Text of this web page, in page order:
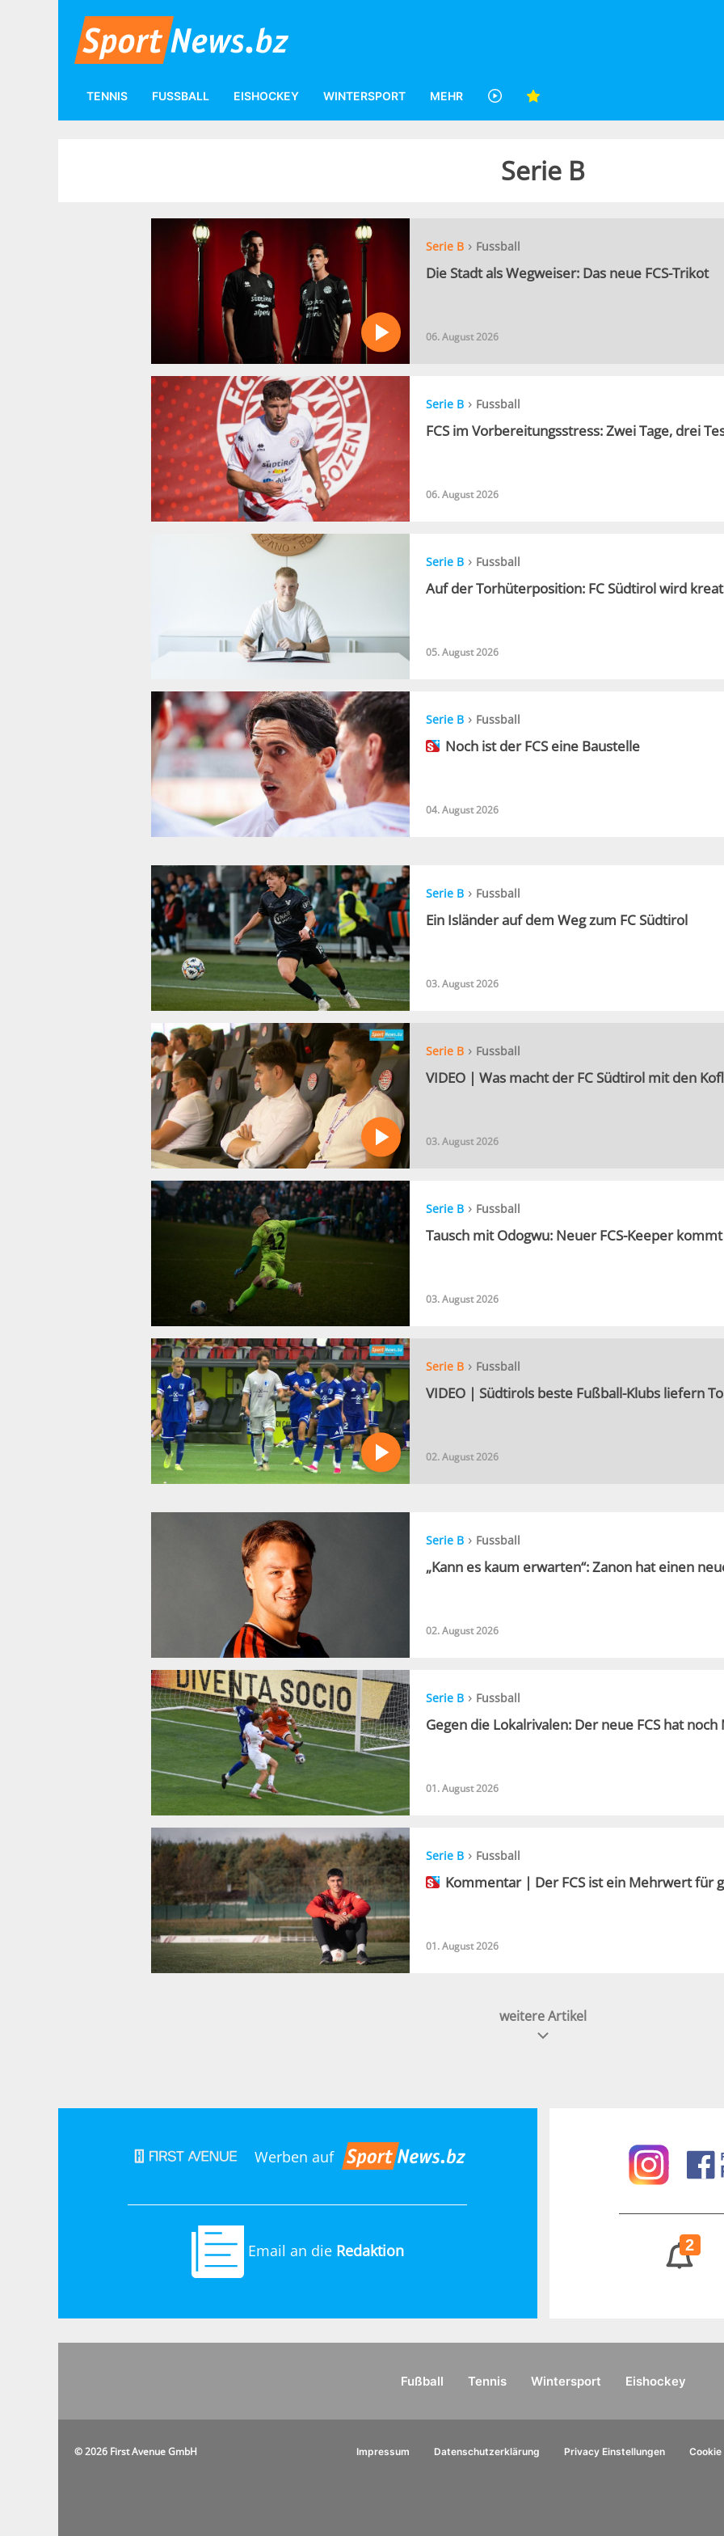
TENNIS FUSSBALL EISHOCKEY WINTERSPORT MEHR
Serie B
Serie B› Fussball
Die Stadt als Wegweiser: Das neue FCS-Trikot
06. August 2026
Serie B› Fussball
FCS im Vorbereitungsstress: Zwei Tage, drei
06. August 2026
Serie B› Fussball
Auf der Torhüterposition: FC Südtirol wird
05. August 2026
Serie B› Fussball
Noch ist der FCS eine Baustelle
04. August 2026
Serie B› Fussball
Ein Isländer auf dem Weg zum FC Südtirol
03. August 2026
Serie B› Fussball
VIDEO | Was macht der FC Südtirol mit den
03. August 2026
Serie B› Fussball
Tausch mit Odogwu: Neuer FCS-Keeper
03. August 2026
Serie B› Fussball
VIDEO | Südtirols beste Fußball-Klubs liefern
02. August 2026
Serie B› Fussball
„Kann es kaum erwarten“: Zanon hat einen
02. August 2026
Serie B› Fussball
Gegen die Lokalrivalen: Der neue FCS hat noch
01. August 2026
Serie B› Fussball
Kommentar | Der FCS ist ein Mehrwert für
01. August 2026
weitere Artikel
Werben auf
Email an die Redaktion 2
Fußball Tennis Wintersport Eishockey
© 2026 First Avenue GmbH Impressum Datenschutzerklärung Privacy Einstellungen